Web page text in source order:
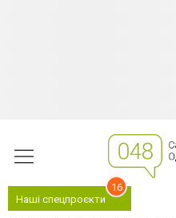
Наші спецпроєкти
16